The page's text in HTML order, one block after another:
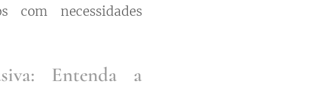
com necessidades
Entenda a